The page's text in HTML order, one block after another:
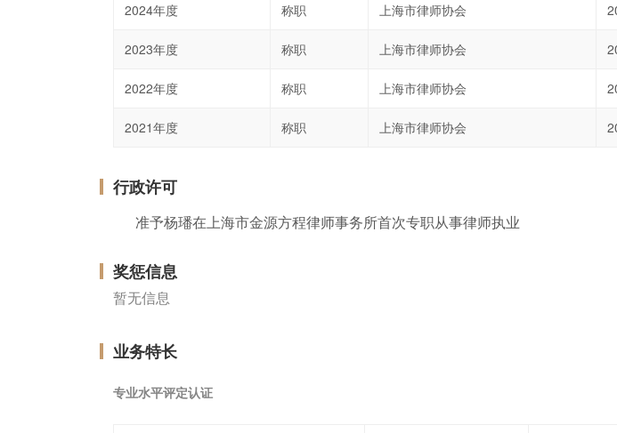
2024年度 称职 上海市律师协会
2023年度 称职 上海市律师协会
2022年度 称职 上海市律师协会
2021年度 称职 上海市律师协会
行政许可
准予杨璠在上海市金源方程律师事务所首次专职从事律师执业
奖惩信息
暂无信息
业务特长
专业水平评定认证